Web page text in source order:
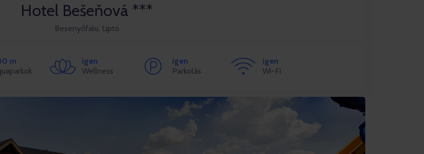
Hotel Bešeňová ***
Besenyőfalu, Liptó
m
igen
Wellness
igen
Parkolás
igen
Wi-Fi